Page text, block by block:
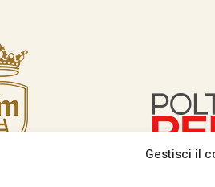
Gestisci il